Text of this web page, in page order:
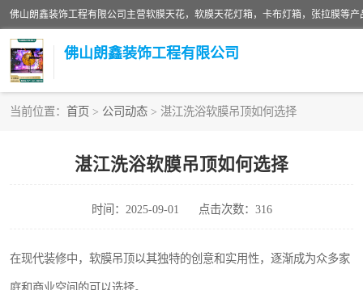
佛山朗鑫装饰工程有限公司
当前位置： 首页 > 公司动态 > 湛江洗浴软膜吊顶如何选择
湛江洗浴软膜吊顶如何选择
时间：2025-09-01 点击次数：316
在现代装修中，软膜吊顶以其独特的创意和实用性，逐渐成为众多家